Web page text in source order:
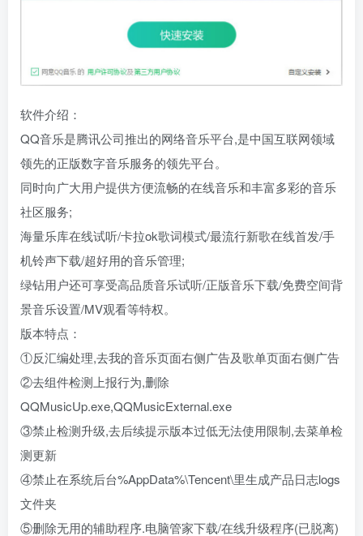
软件介绍：
QQ音乐是腾讯公司推出的网络音乐平台,是中国互联网领域
领先的正版数字音乐服务的领先平台。
同时向广大用户提供方便流畅的在线音乐和丰富多彩的音乐
社区服务;
海量乐库在线试听/卡拉ok歌词模式/最流行新歌在线首发/手
机铃声下载/超好用的音乐管理;
绿钻用户还可享受高品质音乐试听/正版音乐下载/免费空间背
景音乐设置/MV观看等特权。
版本特点：
①反汇编处理,去我的音乐页面右侧广告及歌单页面右侧广告
②去组件检测上报行为,删除
QQMusicUp.exe,QQMusicExternal.exe
③禁止检测升级,去后续提示版本过低无法使用限制,去菜单检
测更新
④禁止在系统后台%AppData%\Tencent\里生成产品日志logs
文件夹
⑤删除无用的辅助程序.电脑管家下载/在线升级程序(已脱离)